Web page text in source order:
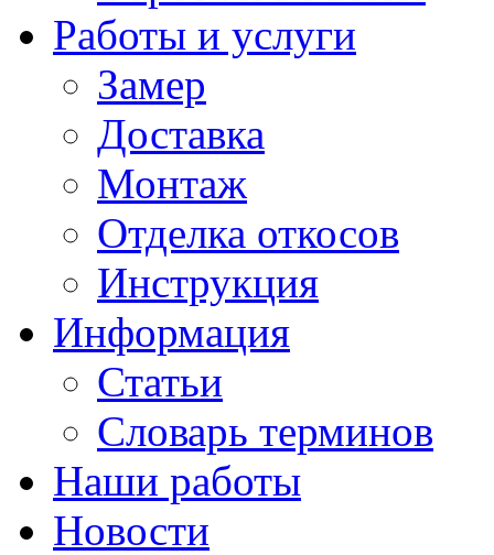
Работы и услуги
Замер
Доставка
Монтаж
Отделка откосов
Инструкция
Информация
Статьи
Словарь терминов
Наши работы
Новости